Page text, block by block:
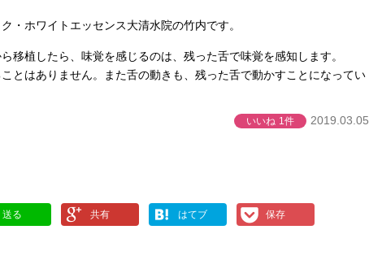
・ホワイトエッセンス大清水院の竹内です。
移植したら、味覚を感じるのは、残った舌で味覚を感知します。
とはありません。また舌の動きも、残った舌で動かすことになってい
いいね 1件 2019.03.05
送る 共有 はてブ 保存